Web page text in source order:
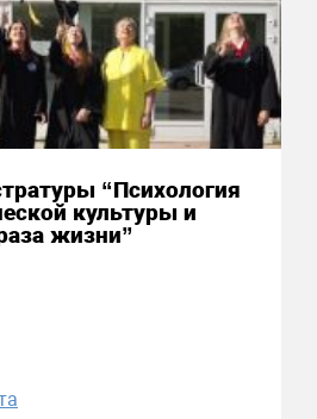
“Психология
культуры и
жизни”